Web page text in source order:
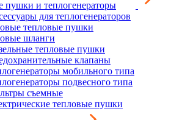
пушки и теплогенераторы
для теплогенераторов
тепловые пушки
шланги
тепловые пушки
клапаны
мобильного типа
подвесного типа
съемные
тепловые пушки